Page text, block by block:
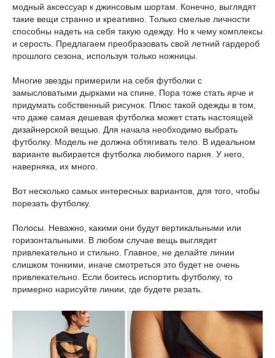
модный аксессуар к джинсовым шортам. Конечно, выглядят
такие вещи странно и креативно. Только смелые личности
способны надеть на себя такую одежду. Но к чему комплексы
и серость. Предлагаем преобразовать свой летний гардероб
прошлого сезона, используя только ножницы.
Многие звезды примерили на себя футболки с
замысловатыми дырками на спине. Пора тоже стать ярче и
придумать собственный рисунок. Плюс такой одежды в том,
что даже самая дешевая футболка может стать настоящей
дизайнерской вещью. Для начала необходимо выбрать
футболку. Модель не должна обтягивать тело. В идеальном
варианте выбирается футболка любимого парня. У него,
наверняка, их много.
Вот несколько самых интересных вариантов, для того, чтобы
порезать футболку.
Полосы. Неважно, какими они будут вертикальными или
горизонтальными. В любом случае вещь выглядит
привлекательно и стильно. Главное, не делайте линии
слишком тонкими, иначе смотреться это будет не очень
привлекательно. Если боитесь испортить футболку, то
примерно нарисуйте линии, где будете резать.